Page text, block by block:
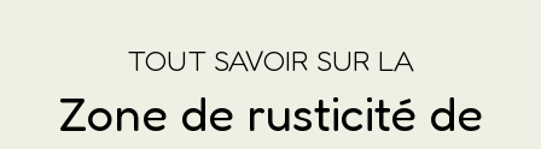
TOUT SAVOIR SUR LA
Zone de rusticité de